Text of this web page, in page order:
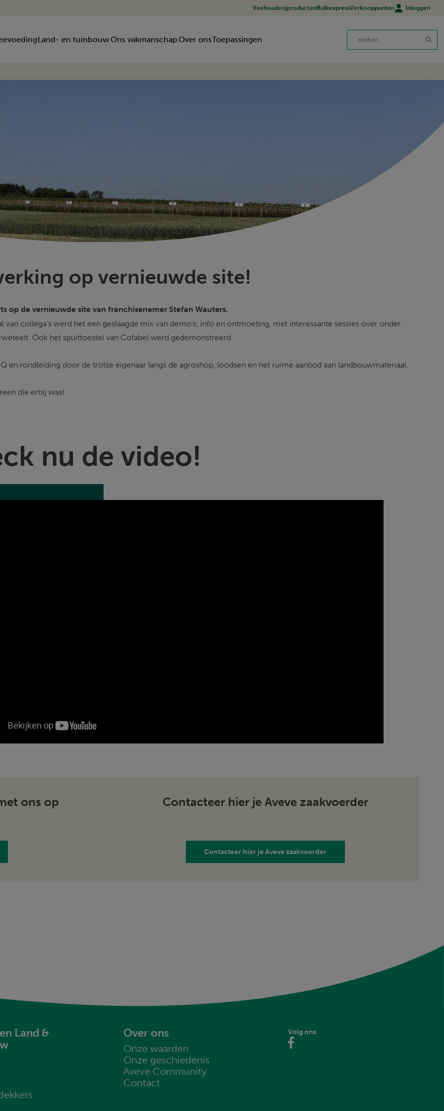
VeehouderijproductenBulkexpressVerkooppunten Inloggen
Land- en tuinbouwOns vakmanschapOver onsToepassingen
op vernieuwde site!
op de vernieuwde site van franchisenemer Stefan Wauters.
van collega’s werd het een geslaagde mix van demo’s, info en ontmoeting, met interessante sessies over onder
Ook het spuittoestel van Cofabel werd gedemonstreerd.
en rondleiding door de trotse eigenaar langs de agroshop, loodsen en het ruime aanbod aan landbouwmateriaal.
die erbij was!
nu de video!
ons op Contacteer hier je Aveve zaakvoerder
Contacteer hier je Aveve zaakvoerder
Land &
Over ons
Onze waarden
Onze geschiedenis
Aveve Community
Contact
Volg ons